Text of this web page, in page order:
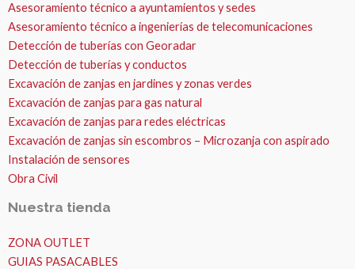
Asesoramiento técnico a ayuntamientos y sedes
Asesoramiento técnico a ingenierías de telecomunicaciones
Detección de tuberías con Georadar
Detección de tuberías y conductos
Excavación de zanjas en jardines y zonas verdes
Excavación de zanjas para gas natural
Excavación de zanjas para redes eléctricas
Excavación de zanjas sin escombros – Microzanja con aspirado
Instalación de sensores
Obra Civil
Nuestra tienda
ZONA OUTLET
GUIAS PASACABLES